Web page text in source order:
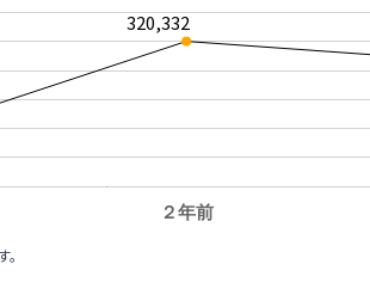
２年前
320,332